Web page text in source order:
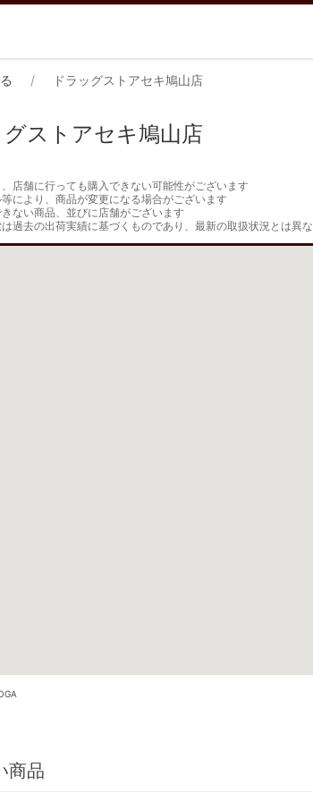
ドラッグストアセキ鳩山店
グストアセキ鳩山店
店舗に行っても購入できない可能性がございます
等により、商品が変更になる場合がございます
ない商品、並びに店舗がございます
過去の出荷実績に基づくものであり、最新の取扱状況とは異
商品